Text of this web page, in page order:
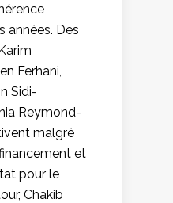
années. Des
Ferhani,
Sidi-
Reymond-
malgré
et
pour le
Chakib